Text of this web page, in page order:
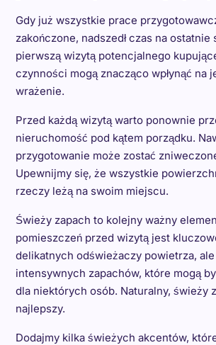
Gdy już wszystkie prace
zakończone, nadszedł czas na
pierwszą wizytą potencjalnego
czynności mogą znacząco wpłynąć na
wrażenie.
Przed każdą wizytą warto ponownie
nieruchomość pod kątem porządku.
przygotowanie może zostać
Upewnijmy się, że wszystkie
rzeczy leżą na swoim miejscu.
Świeży zapach to kolejny ważny
pomieszczeń przed wizytą jest
delikatnych odświeżaczy powietrza,
intensywnych zapachów, które mogą
dla niektórych osób. Naturalny, świeży
najlepszy.
Dodajmy kilka świeżych akcentów,